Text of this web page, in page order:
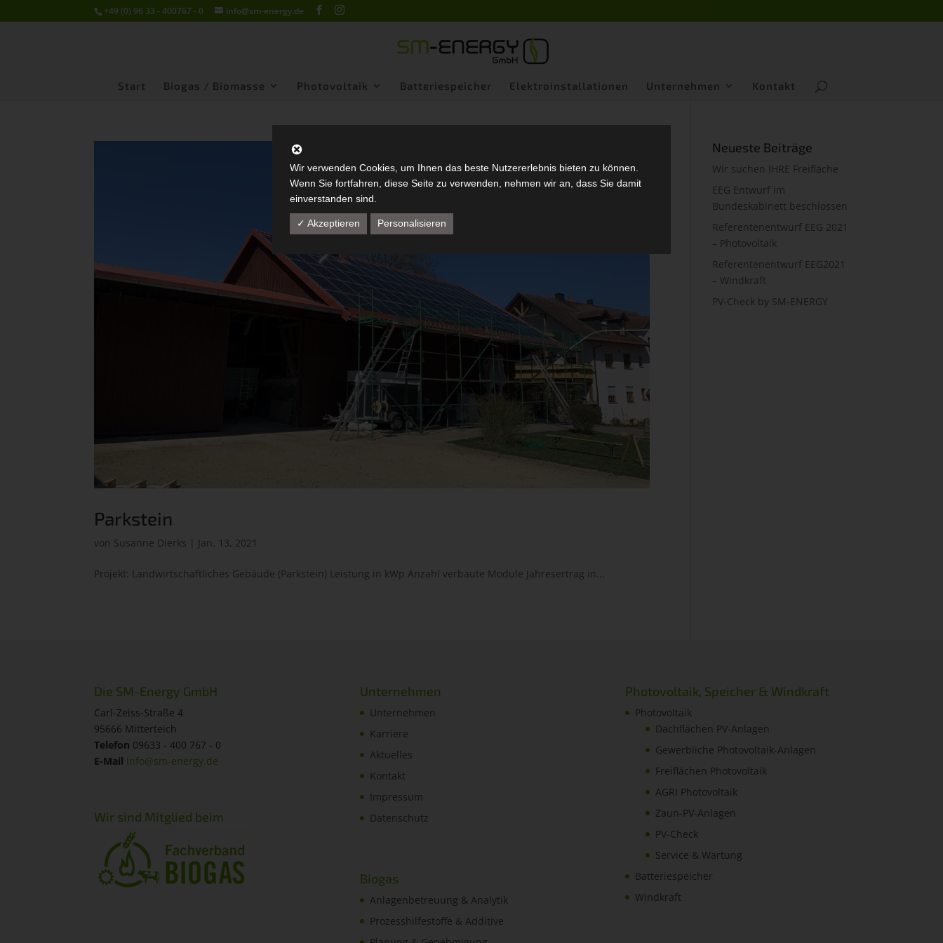
+49 (0) 96 33 - 400767 - 0 info@sm-energy.de
Start Biogas / Biomasse Photovoltaik Batteriespeicher Elektroinstallationen Unternehmen Kontakt
Parkstein
von Susanne Dierks Jan. 13, 2021
Projekt: Landwirtschaftliches Gebäude (Parkstein) Leistung in kWp Anzahl verbaute Module Jahresertrag in...
Neueste Beiträge
Wir suchen IHRE Freifläche
EEG Entwurf im
Bundeskabinett beschlossen
Referentenentwurf EEG 2021
– Photovoltaik
Referentenentwurf EEG2021
– Windkraft
PV-Check by SM-ENERGY
Die SM-Energy GmbH
Carl-Zeiss-Straße 4
95666 Mitterteich
Telefon 09633 - 400 767 - 0
E-Mail info@sm-energy.de
Wir sind Mitglied beim
Unternehmen
Unternehmen
Karriere
Aktuelles
Kontakt
Impressum
Datenschutz
Biogas
Anlagenbetreuung & Analytik
Prozesshilfestoffe & Additive
Photovoltaik, Speicher & Windkraft
Photovoltaik
Dachflächen PV-Anlagen
Gewerbliche Photovoltaik-Anlagen
Freiflächen Photovoltaik
AGRI Photovoltaik
Zaun-PV-Anlagen
PV-Check
Service & Wartung
Batteriespeicher
Windkraft
Wir verwenden Cookies, um Ihnen das beste Nutzererlebnis bieten zu können.
Wenn Sie fortfahren, diese Seite zu verwenden, nehmen wir an, dass Sie damit
einverstanden sind.
✓ Akzeptieren Personalisieren